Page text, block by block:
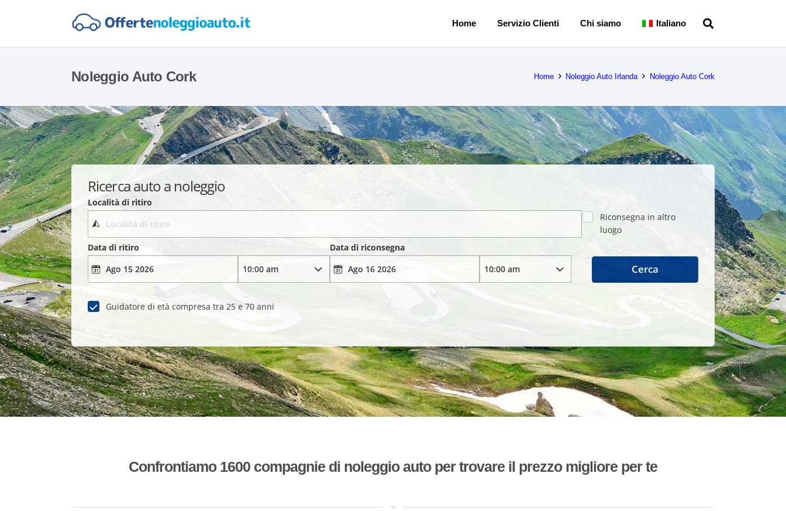
Home Servizio Clienti Chi siamo Italiano
Noleggio Auto Cork Home Noleggio Auto Irlanda Noleggio Auto Cork
Ricerca auto a noleggio
Località di ritiro
Riconsegna in altro
luogo
Data di ritiro
Data di riconsegna
Guidatore di età compresa tra 25 e 70 anni
Cerca
Confrontiamo 1600 compagnie di noleggio auto per trovare il prezzo migliore per te